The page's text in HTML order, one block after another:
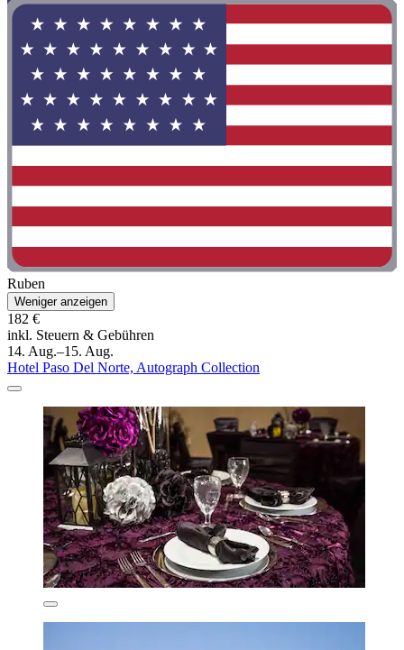
Ruben
Weniger anzeigen
182 €
inkl. Steuern & Gebühren
14. Aug.–15. Aug.
Hotel Paso Del Norte, Autograph Collection